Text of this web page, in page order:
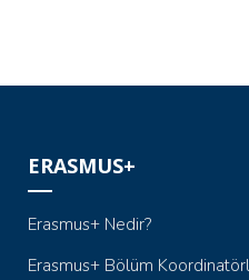
ERASMUS+
Erasmus+ Nedir?
Erasmus+ Bölüm